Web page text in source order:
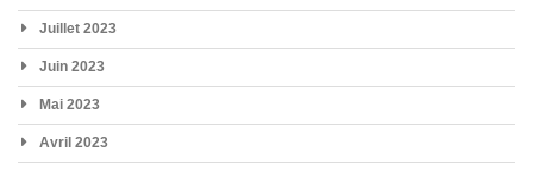
Juillet 2023
Juin 2023
Mai 2023
Avril 2023